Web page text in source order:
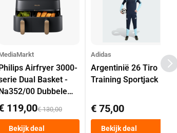
Airfryer 3000-
Dual Basket -
00 Dubbele
Mand 9 L Tot 6
Personen
Heteluchtfriteuse
119,00€ 130,00
Bekijk deal
Adidas
Argentinië 26 Tiro
Training Sportjack
€ 75,00
Bekijk deal